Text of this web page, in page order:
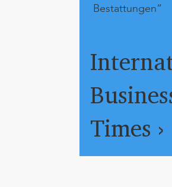
Times ›
Bestattungen“